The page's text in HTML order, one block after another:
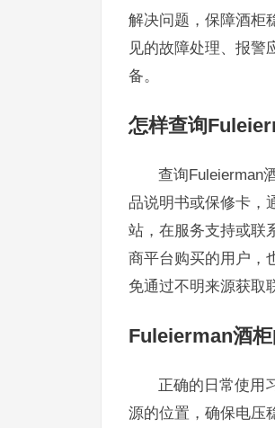
解决问题，保障酒柜
见的故障处理、报警
备。
怎样查询
查询Fuleierman
品说明书或保修卡，
站，在服务支持或联
商平台购买的用户，
免通过不明来源获取
Fuleierman酒
正确的日常使用
源的位置，确保电压